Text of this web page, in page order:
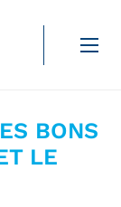
BONS
LE